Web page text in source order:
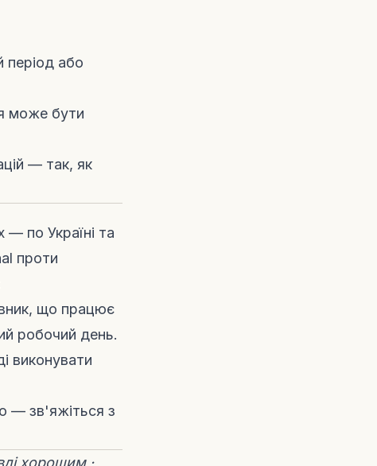
період або
може бути
— так, як
— по Україні та
проти
що працює
робочий день.
виконувати
— зв'яжіться з
хорошим·